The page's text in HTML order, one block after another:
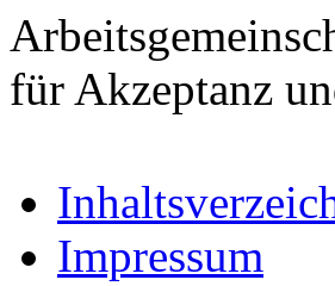
für Akzeptanz
Impressum